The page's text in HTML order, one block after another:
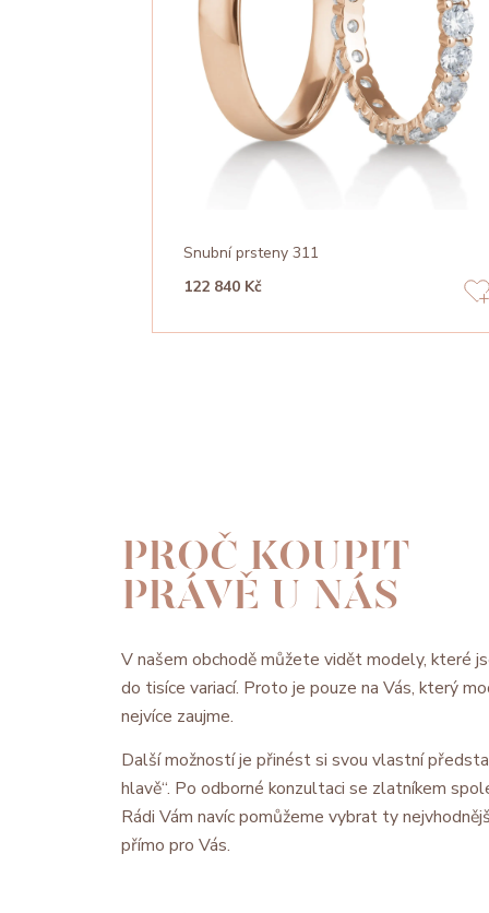
Snubní prsteny 311
122 840 Kč
PROČ KOUPIT
PRÁVĚ U NÁS
V našem obchodě můžete vidět modely, které
do tisíce variací. Proto je pouze na Vás, který
nejvíce zaujme.
Další možností je přinést si svou vlastní
hlavě“. Po odborné konzultaci se zlatníkem
Rádi Vám navíc pomůžeme vybrat ty
přímo pro Vás.